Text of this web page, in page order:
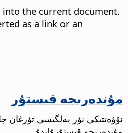
into the current document.
as a link or an
مۇندەرىجە قىستۇر
نۆۋەتتىكى نۇر بەلگىسى تۇرغان